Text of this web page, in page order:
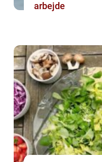
arbejde